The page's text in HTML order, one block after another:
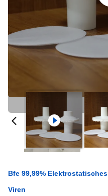
Bfe 99,99%
Viren